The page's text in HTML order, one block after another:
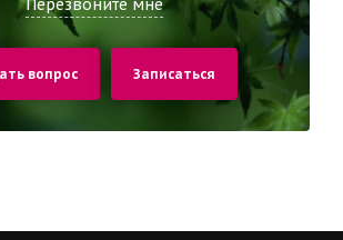
Перезвоните мне
вопрос Записаться